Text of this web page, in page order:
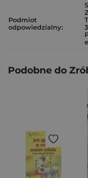
Podmiot
odpowiedzialny:
Podobne do